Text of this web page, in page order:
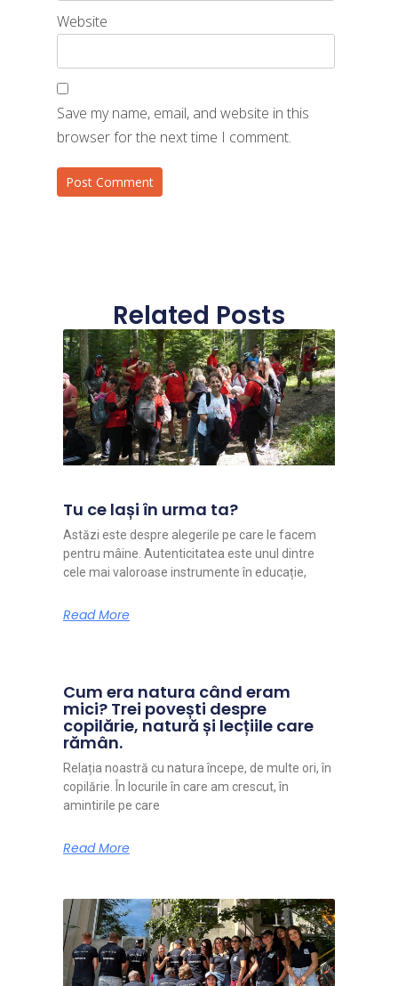
Website
Save my name, email, and website in this
browser for the next time I comment.
Related Posts
Tu ce lași în urma ta?
Astăzi este despre alegerile pe care le facem
pentru mâine. Autenticitatea este unul dintre
cele mai valoroase instrumente în educație,
Read More
Cum era natura când eram
mici? Trei povești despre
copilărie, natură și lecțiile care
rămân.
Relația noastră cu natura începe, de multe ori, în
copilărie. În locurile în care am crescut, în
amintirile pe care
Read More